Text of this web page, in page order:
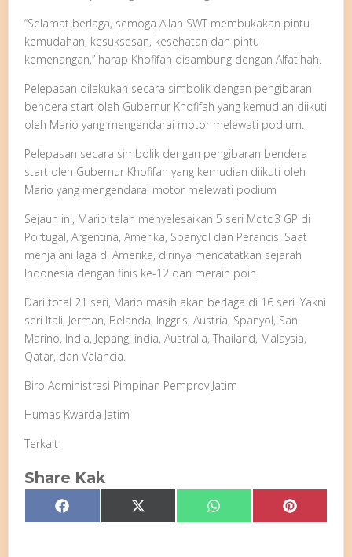
“Selamat berlaga, semoga Allah SWT membukakan pintu
kemudahan, kesuksesan, kesehatan dan pintu
kemenangan,” harap Khofifah disambung dengan Alfatihah.
Pelepasan dilakukan secara simbolik dengan pengibaran
bendera start oleh Gubernur Khofifah yang kemudian diikuti
oleh Mario yang mengendarai motor melewati podium.
Pelepasan secara simbolik dengan pengibaran bendera
start oleh Gubernur Khofifah yang kemudian diikuti oleh
Mario yang mengendarai motor melewati podium
Sejauh ini, Mario telah menyelesaikan 5 seri Moto3 GP di
Portugal, Argentina, Amerika, Spanyol dan Perancis. Saat
menjalani laga di Amerika, dirinya mencatatkan sejarah
Indonesia dengan finis ke-12 dan meraih poin.
Dari total 21 seri, Mario masih akan berlaga di 16 seri. Yakni
seri Itali, Jerman, Belanda, Inggris, Austria, Spanyol, San
Marino, India, Jepang, india, Australia, Thailand, Malaysia,
Qatar, dan Valancia.
Biro Administrasi Pimpinan Pemprov Jatim
Humas Kwarda Jatim
Terkait
Share Kak
Share
on
Facebook Share
on
X
(Twitter)
Share
on
WhatsApp Share
on
Pinterest